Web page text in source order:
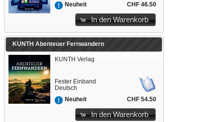
Neuheit
CHF 46.50
In den Warenkorb
KUNTH Abenteuer Fernwandern
KUNTH Verlag
Fester Einband
Deutsch
Neuheit
CHF 54.50
In den Warenkorb